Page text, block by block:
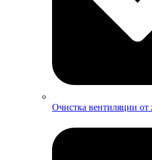
Очистка вентиляции от